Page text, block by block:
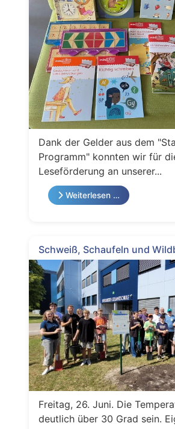
Dank der Gelder aus dem
Programm" konnten wir für
Leseförderung an unserer...
Weiterlesen …
Schweiß, Schaufeln und
Freitag, 26. Juni. Die
deutlich über 30 Grad sein.